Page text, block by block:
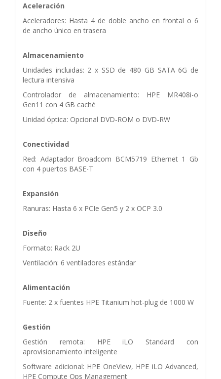
Aceleración
Aceleradores: Hasta 4 de doble ancho en frontal o 6
de ancho único en trasera
Almacenamiento
Unidades incluidas: 2 x SSD de 480 GB SATA 6G de
lectura intensiva
Controlador de almacenamiento: HPE MR408i-o
Gen11 con 4 GB caché
Unidad óptica: Opcional DVD-ROM o DVD-RW
Conectividad
Red: Adaptador Broadcom BCM5719 Ethernet 1 Gb
con 4 puertos BASE-T
Expansión
Ranuras: Hasta 6 x PCIe Gen5 y 2 x OCP 3.0
Diseño
Formato: Rack 2U
Ventilación: 6 ventiladores estándar
Alimentación
Fuente: 2 x fuentes HPE Titanium hot-plug de 1000 W
Gestión
Gestión remota: HPE iLO Standard con
aprovisionamiento inteligente
Software adicional: HPE OneView, HPE iLO Advanced,
HPE Compute Ops Management